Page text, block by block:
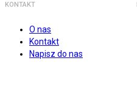
KONTAKT
O nas
Kontakt
Napisz do nas